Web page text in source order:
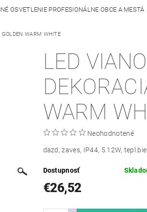
OSVETLENIE PROFESIONÁLNE OBCE A MESTÁ
WARM WHITE
LED
WARM
Neohodnotené
dazd, zaves, IP44, 5.12W,
Dostupnosť
€26,52